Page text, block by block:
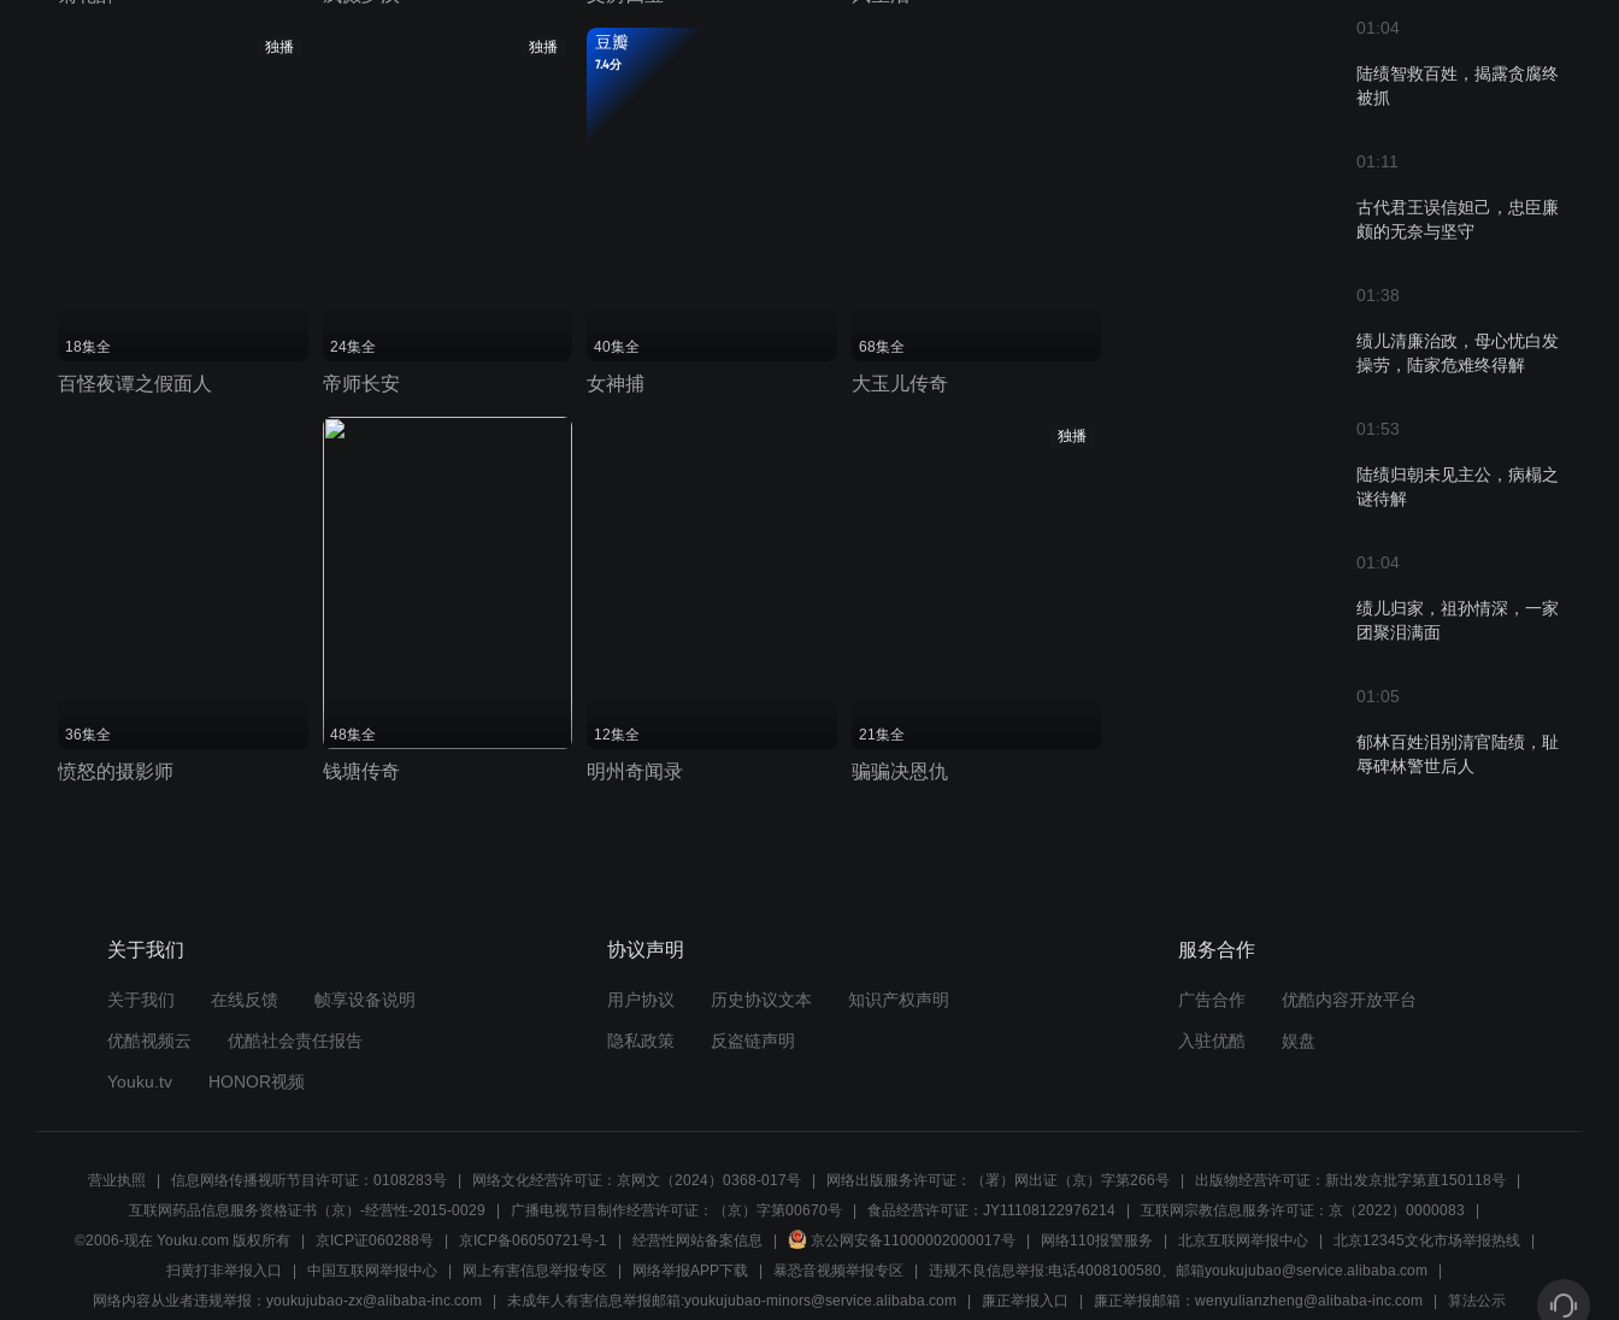
01:04
陆绩智救百姓，揭露贪腐终
被抓
01:11
古代君王误信妲己，忠臣廉
颇的无奈与坚守
01:38
绩儿清廉治政，母心忧白发
操劳，陆家危难终得解
01:53
陆绩归朝未见主公，病榻之
谜待解
01:04
绩儿归家，祖孙情深，一家
团聚泪满面
01:05
郁林百姓泪别清官陆绩，耻
辱碑林警世后人
清官陆大人智破盗贼误会，
01:28
刘备与袁飞微妙关系，忠诚
部下如何应对？
独播
18集全
百怪夜谭之假面人
独播
24集全
帝师长安
豆瓣
7.4分
40集全
女神捕
68集全
大玉儿传奇
36集全
愤怒的摄影师
48集全
钱塘传奇
12集全
明州奇闻录
独播
21集全
骗骗决恩仇
关于我们
关于我们 在线反馈 帧享设备说明
优酷视频云 优酷社会责任报告
Youku.tv HONOR视频
协议声明
用户协议 历史协议文本 知识产权声明
隐私政策 反盗链声明
服务合作
广告合作 优酷内容开放平台
入驻优酷 娱盘
营业执照 信息网络传播视听节目许可证：0108283号 网络文化经营许可证：京网文（2024）0368-017号 网络出版服务许可证：（署）网出证（京）字第266号
出版物经营许可证：新出发京批字第直150118号
互联网药品信息服务资格证书（京）-经营性-2015-0029
广播电视节目制作经营许可证：（京）字第00670号 食品经营许可证：JY11108122976214
互联网宗教信息服务许可证：京（2022）0000083
©2006-现在 Youku.com 版权所有
京ICP证060288号 京ICP备06050721号-1 经营性网站备案信息 京公网安备11000002000017号 网络110报警服务 北京互联网举报中心
北京12345文化市场举报热线
扫黄打非举报入口
中国互联网举报中心 网上有害信息举报专区 网络举报APP下载 暴恐音视频举报专区
违规不良信息举报:电话4008100580、邮箱youkujubao@service.alibaba.com
网络内容从业者违规举报：youkujubao-zx@alibaba-inc.com
未成年人有害信息举报邮箱:youkujubao-minors@service.alibaba.com 廉正举报入口 廉正举报邮箱：wenyulianzheng@alibaba-inc.com 算法公示